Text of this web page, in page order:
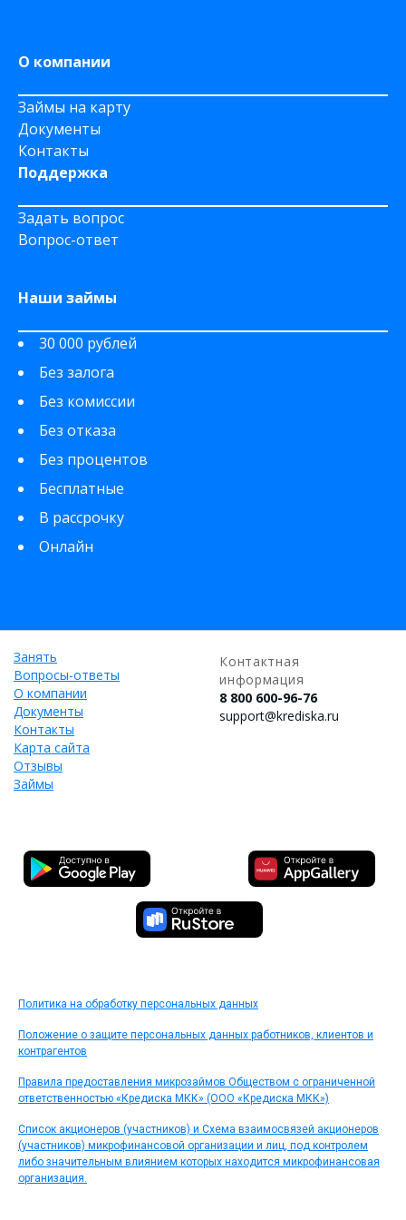
О компании
Займы на карту
Документы
Контакты
Поддержка
Задать вопрос
Вопрос-ответ
Наши займы
30 000 рублей
Без залога
Без комиссии
Без отказа
Без процентов
Бесплатные
В рассрочку
Онлайн
Занять
Вопросы-ответы
О компании
Документы
Контакты
Карта сайта
Отзывы
Займы
Контактная
информация
8 800 600-96-76
support@krediska.ru
Политика на обработку персональных данных
Положение о защите персональных данных работников, клиентов и
контрагентов
Правила предоставления микрозаймов Обществом с ограниченной
ответственностью «Кредиска МКК» (ООО «Кредиска МКК»)
Список акционеров (участников) и Схема взаимосвязей акционеров
(участников) микрофинансовой организации и лиц, под контролем
либо значительным влиянием которых находится микрофинансовая
организация.